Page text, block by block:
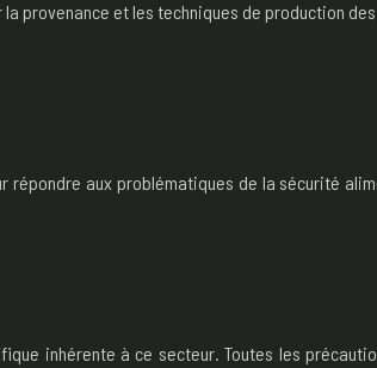
et les techniques de production
aux problématiques de la sécurité
inhérente à ce secteur. Toutes les